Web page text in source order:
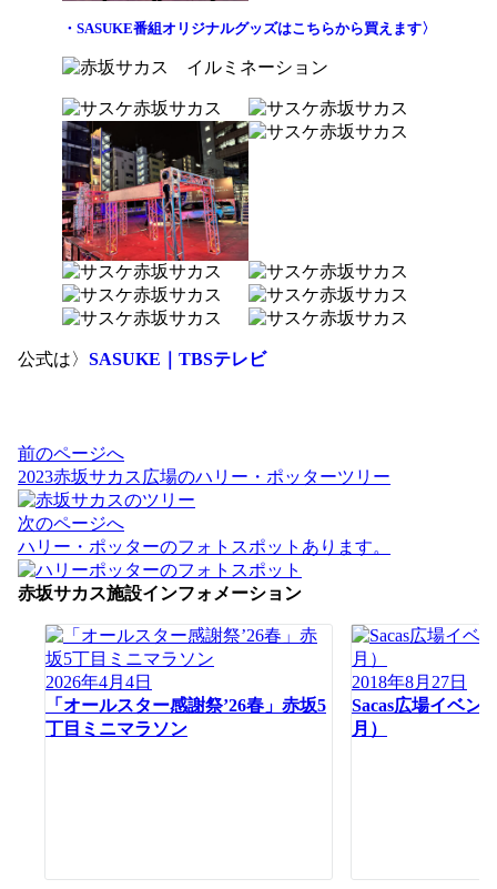
・SASUKE番組オリジナルグッズはこちらから買えます〉
公式は〉 SASUKE｜TBSテレビ
投
稿
ナ
ビ
ゲ
ー
シ
前のページへ
2023赤坂サカス広場のハリー・ポッターツリー
次のページへ
ハリー・ポッターのフォトスポットあります。
赤坂サカス施設インフォメーション
2026年4月4日
「オールスター感謝祭’26春」赤坂5
丁目ミニマラソン
2018年8月27日
Sacas広場イベン
月）